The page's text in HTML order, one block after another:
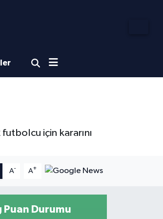
için kararını
A- A+
Puan Durumu